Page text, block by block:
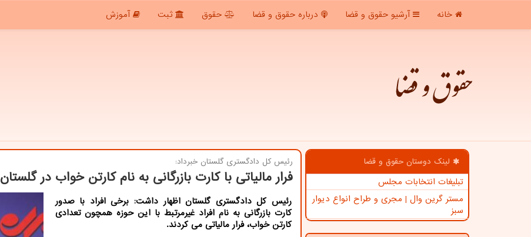
خانه آرشیو حقوق و قضا درباره حقوق و قضا حقوق ثبت آموزش
حقوق و قضا
لینک دوستان حقوق و قضا
تبلیغات انتخابات مجلس
مستر گرین وال | مجری و طراح انواع دیوار
سبز
رئیس كل دادگستری گلستان خبرداد:
فرار مالیاتی با كارت بازرگانی به نام كارتن خواب در گلستان
رئیس كل دادگستری گلستان اظهار داشت: برخی افراد با صدور
كارت بازرگانی به نام افراد غیرمرتبط با این حوزه همچون تعدادی
كارتن خواب، فرار مالیاتی می كردند.